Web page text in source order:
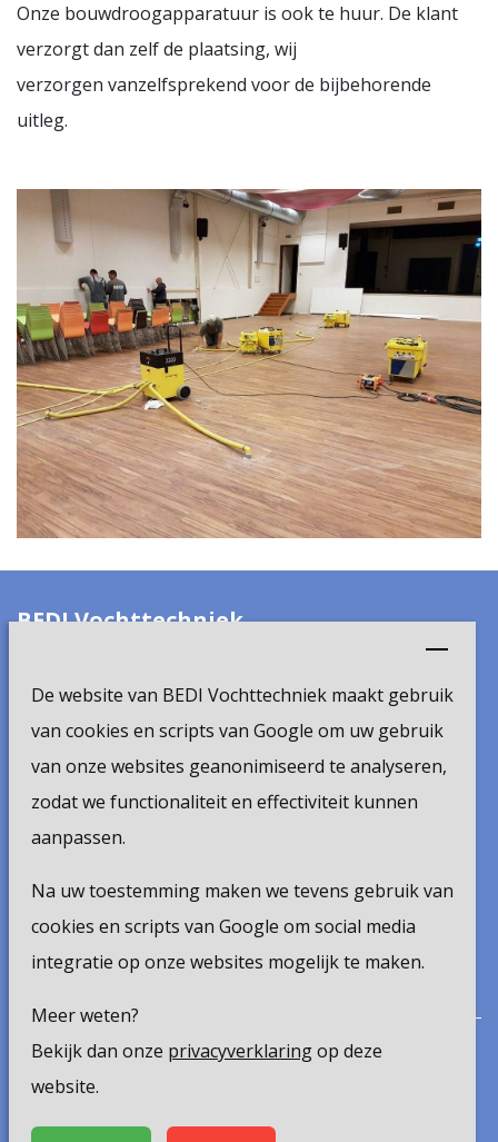
De website van BEDI Vochttechniek maakt gebruik
van cookies en scripts van Google om uw gebruik
van onze websites geanonimiseerd te analyseren,
zodat we functionaliteit en effectiviteit kunnen
aanpassen.
Na uw toestemming maken we tevens gebruik van
cookies en scripts van Google om social media
integratie op onze websites mogelijk te maken.
Meer weten?
Bekijk dan onze privacyverklaringop deze
website.
Onze bouwdroogapparatuur is ook te huur. De klant
verzorgt dan zelf de plaatsing, wij
verzorgen vanzelfsprekend voor de bijbehorende
uitleg.
BEDI Vochttechniek
6333 AP Schimmert
+31 (0)45 524 10 63
e.info@bedi.nl
Privacy policy